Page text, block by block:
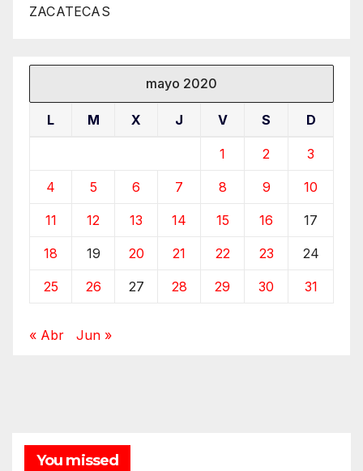
ZACATECAS
mayo 2020
L M X J V S D
1 2 3
4 5 6 7 8 9 10
11 12 13 14 15 16 17
18 19 20 21 22 23 24
25 26 27 28 29 30 31
« Abr Jun »
You missed